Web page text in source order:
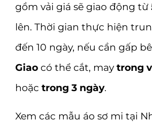
gồm vải giá sẽ giao động từ
lên. Thời gian thực hiện
đến 10 ngày, nếu cần gấp
Giao có thể cắt, may trong
hoặc trong 3 ngày.
Xem các mẫu áo sơ mi tại